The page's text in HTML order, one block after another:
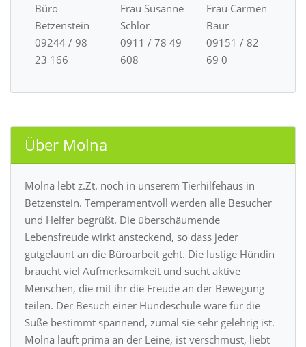
Büro
Betzenstein
09244 / 98
23 166
Frau Susanne
Schlor
0911 / 78 49
608
Frau Carmen
Baur
09151 / 82
69 0
Über Molna
Molna lebt z.Zt. noch in unserem Tierhilfehaus in
Betzenstein. Temperamentvoll werden alle Besucher
und Helfer begrüßt. Die überschäumende
Lebensfreude wirkt ansteckend, so dass jeder
gutgelaunt an die Büroarbeit geht. Die lustige Hündin
braucht viel Aufmerksamkeit und sucht aktive
Menschen, die mit ihr die Freude an der Bewegung
teilen. Der Besuch einer Hundeschule wäre für die
Süße bestimmt spannend, zumal sie sehr gelehrig ist.
Molna läuft prima an der Leine, ist verschmust, liebt